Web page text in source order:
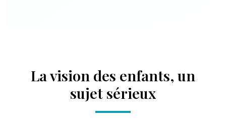
La vision des enfants, un
sujet sérieux